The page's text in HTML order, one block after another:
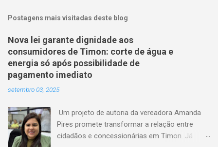
Postagens mais visitadas deste blog
Nova lei garante dignidade aos
consumidores de Timon: corte de água e
energia só após possibilidade de
pagamento imediato
setembro 03, 2025
Um projeto de autoria da vereadora Amanda
Pires promete transformar a relação entre
cidadãos e concessionárias em Timon. Já